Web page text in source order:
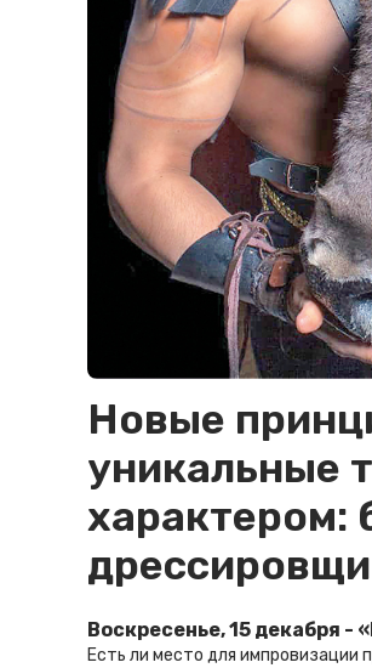
Новые
уникальные
характером:
Воскресенье, 15 декабря -
Есть ли место для импровизации